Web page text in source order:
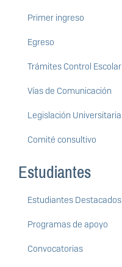
Primer ingreso
Egreso
Trámites Control Escolar
Vías de Comunicación
Legislación Universitaria
Comité consultivo
Estudiantes
Estudiantes Destacados
Programas de apoyo
Convocatorias